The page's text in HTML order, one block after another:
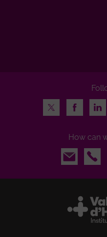
Twitter
Facebook
How can
Email